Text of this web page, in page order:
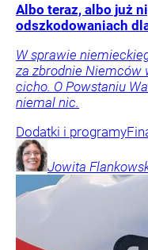
Albo teraz, albo już
odszkodowaniach
W sprawie
za zbrodnie Niemców
cicho. O Powstaniu
niemal nic.
Dodatki i programy
Jowita